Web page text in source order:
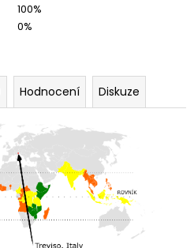
100%
0%
Hodnocení Diskuze